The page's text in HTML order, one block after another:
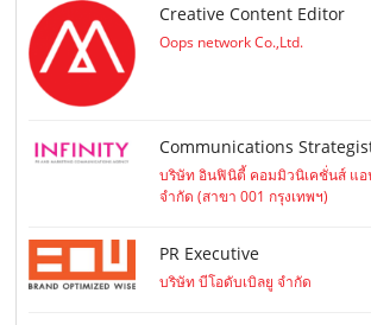
Creative Content Editor
Oops network Co.,Ltd.
Communications
บริษัท อินฟินิตี้ คอมมิวนิเคชั่นส์ แ
จำกัด (สาขา 001 กรุงเทพฯ)
PR Executive
บริษัท บีโอดับเบิลยู จำกัด